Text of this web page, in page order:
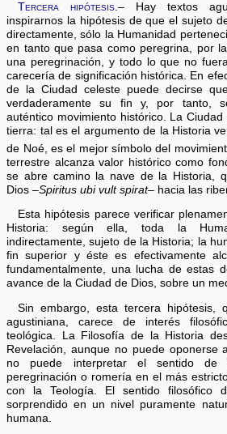
Tercera hipótesis.– Hay textos
inspirarnos la hipótesis de que el sujeto
directamente, sólo la Humanidad
en tanto que pasa como peregrina, por
una peregrinación, y todo lo que no
carecería de significación histórica. En
de la Ciudad celeste puede decirse
verdaderamente su fin y, por tanto,
auténtico movimiento histórico. La
tierra: tal es el argumento de la Historia
de Noé, es el mejor símbolo del
terrestre alcanza valor histórico como
se abre camino la nave de la Historia,
Dios –Spiritus ubi vult spirat– hacia las
Esta hipótesis parece verificar
Historia: según ella, toda la
indirectamente, sujeto de la Historia; la
fin superior y éste es efectivamente
fundamentalmente, una lucha de estas
avance de la Ciudad de Dios, sobre un
Sin embargo, esta tercera hipótesis,
agustiniana, carece de interés
teológica. La Filosofía de la Historia
Revelación, aunque no puede oponerse
no puede interpretar el sentido de
peregrinación o romería en el más
con la Teología. El sentido filosófico
sorprendido en un nivel puramente
humana.